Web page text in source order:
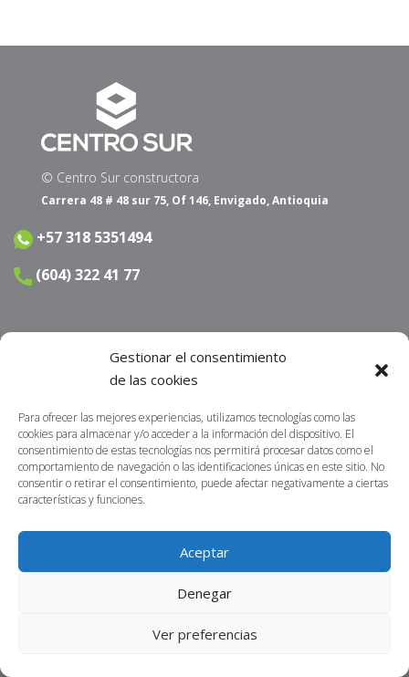
Gestionar el consentimiento
de las cookies
Para ofrecer las mejores experiencias, utilizamos tecnologías como las
cookies para almacenar y/o acceder a la información del dispositivo. El
consentimiento de estas tecnologías nos permitirá procesar datos como el
comportamiento de navegación o las identificaciones únicas en este sitio. No
consentir o retirar el consentimiento, puede afectar negativamente a ciertas
características y funciones.
Aceptar
Denegar
Ver preferencias
© Centro Sur constructora
Carrera 48 # 48 sur 75, Of 146, Envigado, Antioquia
+57 318 5351494
(604) 322 41 77
ENLACES DE INTERÉS
INFORMACIÓN LEGAL
MAPA DE SITIO
SÍGUENOS
Informamos que losderechos de peticiónque sean
radicados por un medio distinto al establecido en nuestra sitio
electrónica o física para notificaciones judiciales no serán